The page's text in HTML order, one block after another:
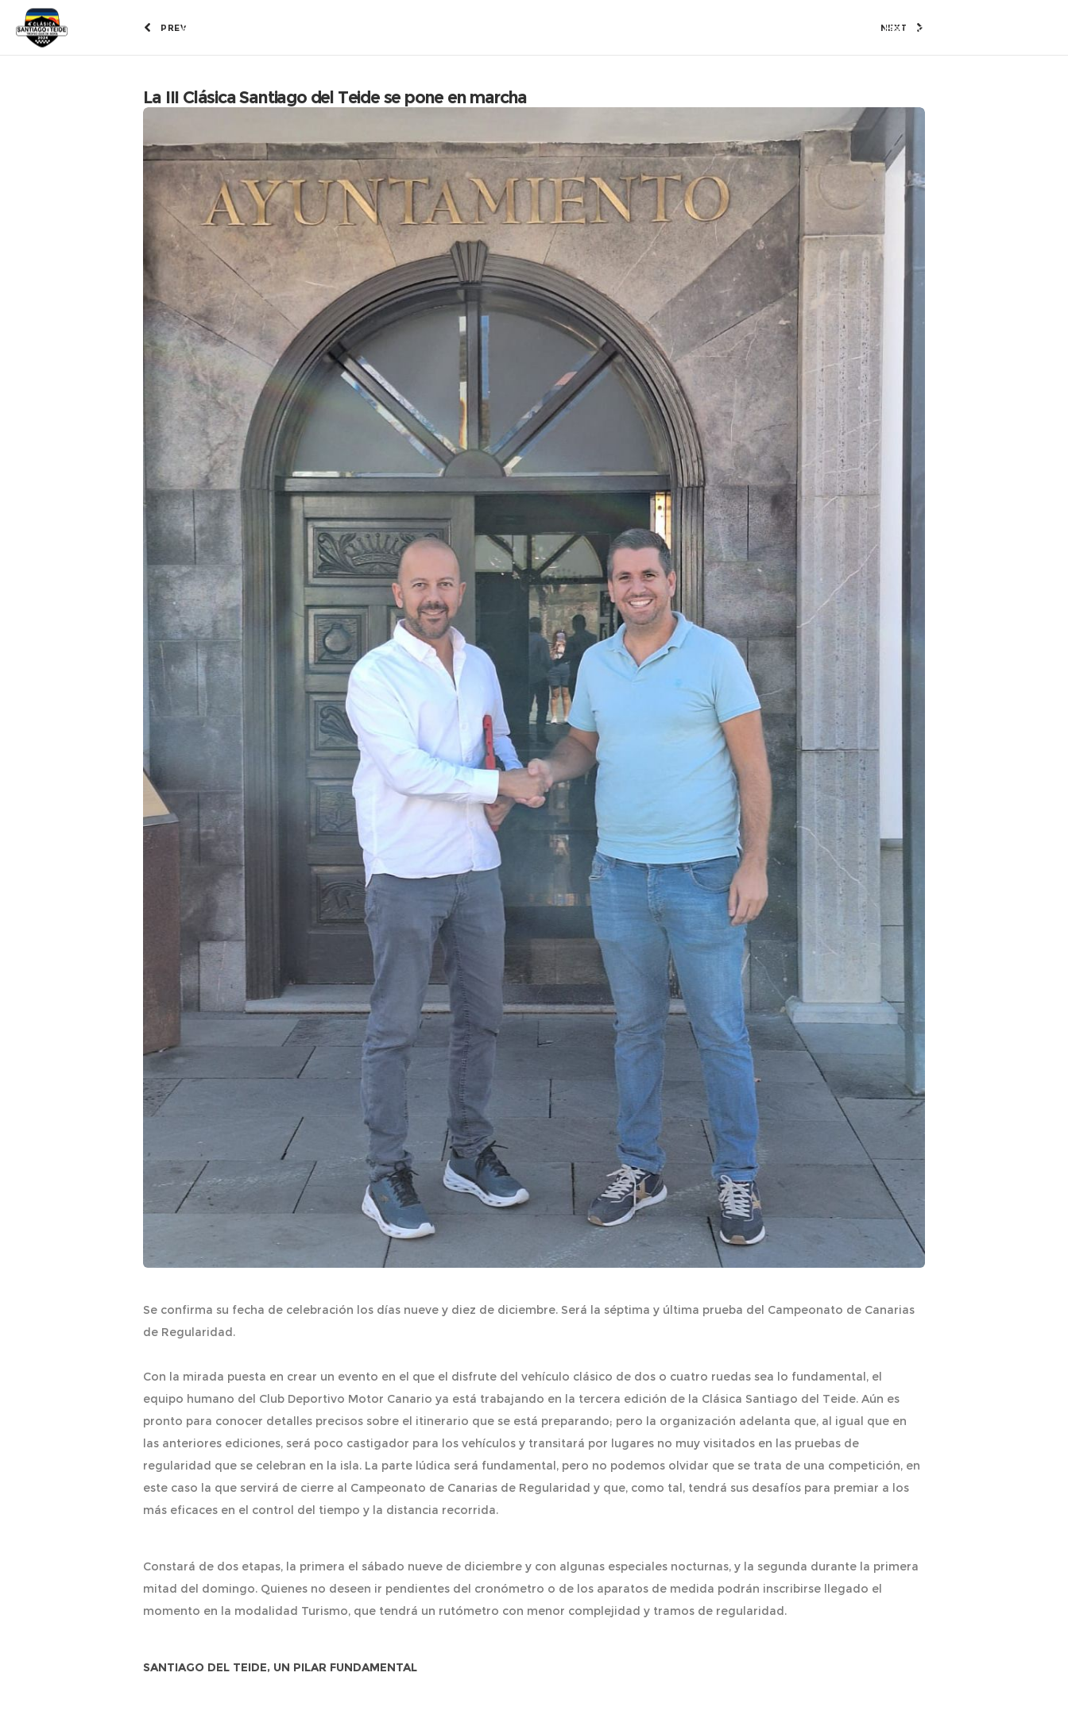
Federación Española de Vehículos Antiguos Club Tenerife Historic Team
PREV NEXT
La III Clásica Santiago del Teide se pone en marcha
Se confirma su fecha de celebración los días nueve y diez de diciembre. Será la séptima y última prueba del Campeonato de Canarias
de Regularidad.
Con la mirada puesta en crear un evento en el que el disfrute del vehículo clásico de dos o cuatro ruedas sea lo fundamental, el
equipo humano del Club Deportivo Motor Canario ya está trabajando en la tercera edición de la Clásica Santiago del Teide. Aún es
pronto para conocer detalles precisos sobre el itinerario que se está preparando; pero la organización adelanta que, al igual que en
las anteriores ediciones, será poco castigador para los vehículos y transitará por lugares no muy visitados en las pruebas de
regularidad que se celebran en la isla. La parte lúdica será fundamental, pero no podemos olvidar que se trata de una competición, en
este caso la que servirá de cierre al Campeonato de Canarias de Regularidad y que, como tal, tendrá sus desafíos para premiar a los
más eficaces en el control del tiempo y la distancia recorrida.
Constará de dos etapas, la primera el sábado nueve de diciembre y con algunas especiales nocturnas, y la segunda durante la primera
mitad del domingo. Quienes no deseen ir pendientes del cronómetro o de los aparatos de medida podrán inscribirse llegado el
momento en la modalidad Turismo, que tendrá un rutómetro con menor complejidad y tramos de regularidad.
SANTIAGO DEL TEIDE, UN PILAR FUNDAMENTAL